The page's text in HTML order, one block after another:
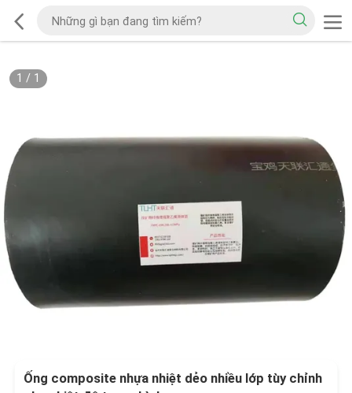
1 / 1
Ống composite nhựa nhiệt dẻo nhiều lớp tùy chỉnh